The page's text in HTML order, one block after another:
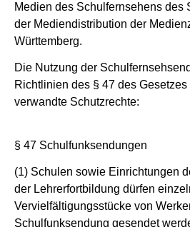
Medien des Schulfernsehens des
der Mediendistribution der
Württemberg.
Die Nutzung der
Richtlinien des § 47 des
verwandte Schutzrechte:
§ 47 Schulfunksendungen
(1) Schulen sowie Einrichtungen
der Lehrerfortbildung dürfen
Vervielfältigungsstücke von
Schulfunksendung gesendet